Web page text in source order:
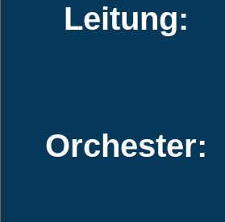
Leitung:
Orchester: